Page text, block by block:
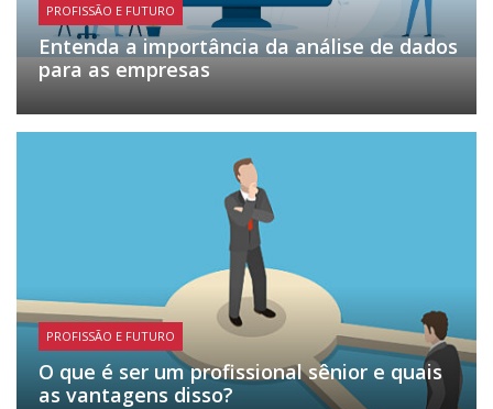
PROFISSÃO E FUTURO
Entenda a importância da análise de dados
para as empresas
PROFISSÃO E FUTURO
O que é ser um profissional sênior e quais
as vantagens disso?